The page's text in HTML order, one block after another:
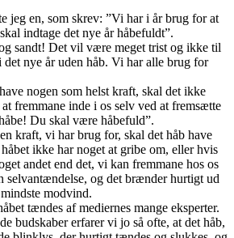
jeg en, som skrev: ”Vi har i år brug for at
indtage det nye år håbefuldt”.
sandt! Det vil være meget trist og ikke til
nye år uden håb. Vi har alle brug for
nogen som helst kraft, skal det ikke
fremmane inde i os selv ved at fremsætte
Du skal være håbefuld”.
kraft, vi har brug for, skal det håb have
ikke har noget at gribe om, eller hvis
andet end det, vi kan fremmane hos os
og det brænder hurtigt ud
modvind.
tændes af mediernes mange eksperter.
budskaber erfarer vi jo så ofte, at det håb,